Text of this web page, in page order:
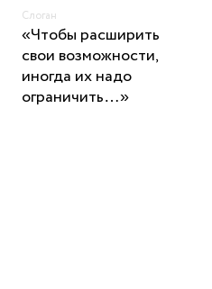
Слоган
«Чтобы расширить
свои возможности,
иногда их надо
ограничить…»